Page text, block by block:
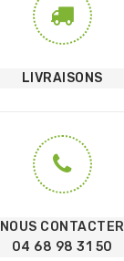
LIVRAISONS
NOUS CONTACTER
04 68 98 31 50